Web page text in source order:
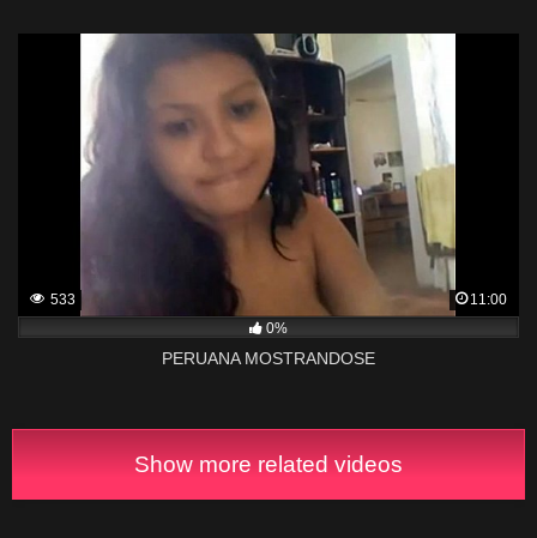
533
11:00
0%
PERUANA MOSTRANDOSE
Show more related videos